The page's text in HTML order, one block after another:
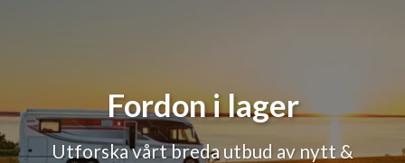
Fordon i lager
Utforska vårt breda utbud av nytt &